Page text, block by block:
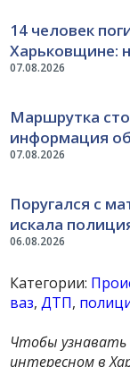
07.08.2026
14 человек
Харьковщине:
07.08.2026
Маршрутка
информация
06.08.2026
Поругался с
искала
Категории:
ваз,ДТП,
Чтобы
интересном в